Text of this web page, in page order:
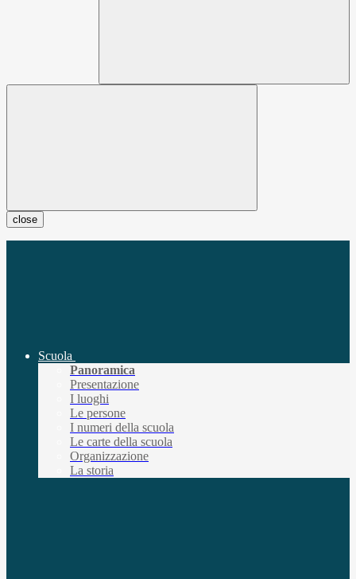
close
Scuola
Panoramica
Presentazione
I luoghi
Le persone
I numeri della scuola
Le carte della scuola
Organizzazione
La storia